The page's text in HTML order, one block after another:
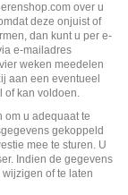
over u
deze onjuist of
dan kunt u per e-
e-mailadres
weken meedelen
aan een eventueel
of kan voldoen.
om u adequaat te
gekoppeld
mee te sturen. U
Indien de gegevens
of te laten